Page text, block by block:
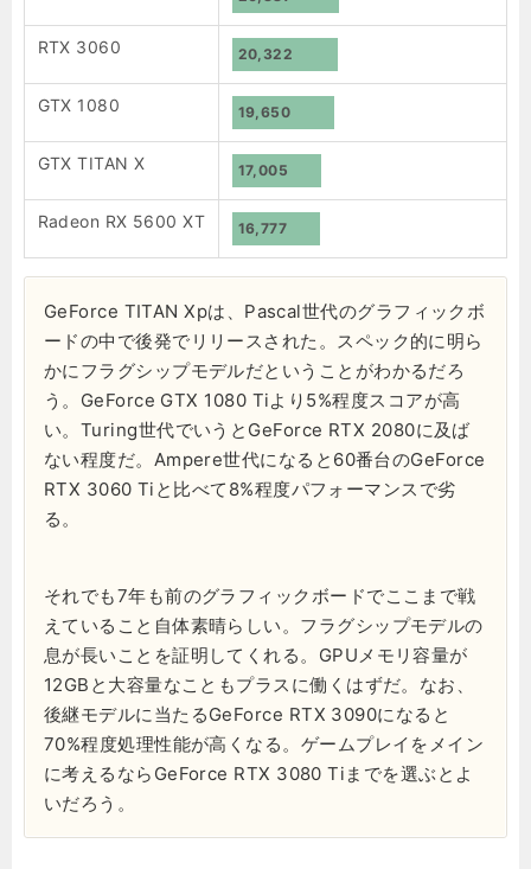
RTX 3060 20,322
GTX 1080 19,650
GTX TITAN X 17,005
Radeon RX 5600 XT 16,777
GeForce TITAN Xpは、Pascal世代のグラフィックボ
ードの中で後発でリリースされた。スペック的に明ら
かにフラグシップモデルだということがわかるだろ
う。GeForce GTX 1080 Tiより5%程度スコアが高
い。Turing世代でいうとGeForce RTX 2080に及ば
ない程度だ。Ampere世代になると60番台のGeForce
RTX 3060 Tiと比べて8%程度パフォーマンスで劣
る。
それでも7年も前のグラフィックボードでここまで戦
えていること自体素晴らしい。フラグシップモデルの
息が長いことを証明してくれる。GPUメモリ容量が
12GBと大容量なこともプラスに働くはずだ。なお、
後継モデルに当たるGeForce RTX 3090になると
70%程度処理性能が高くなる。ゲームプレイをメイン
に考えるならGeForce RTX 3080 Tiまでを選ぶとよ
いだろう。